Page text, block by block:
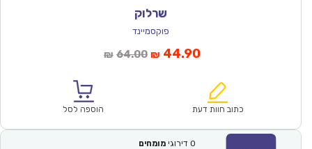
שרלוק
פוקסמיינד
₪ 64.00המחיר
₪64.00.
₪ 44.90המחיר
הוא:
כתוב חוות דעת הוספה לסל
0 דירוגי מומחים